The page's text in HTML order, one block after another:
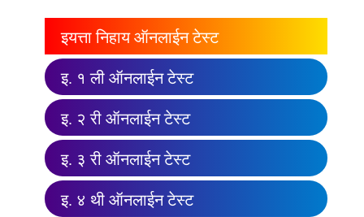
इयत्ता निहाय ऑनलाईन टेस्ट
इ. १ ली ऑनलाईन टेस्ट
इ. २ री ऑनलाईन टेस्ट
इ. ३ री ऑनलाईन टेस्ट
इ. ४ थी ऑनलाईन टेस्ट